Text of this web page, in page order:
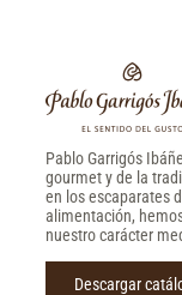
Pablo Garrigós
gourmet y de la
en los escaparates
alimentación,
nuestro carácter
Descargar